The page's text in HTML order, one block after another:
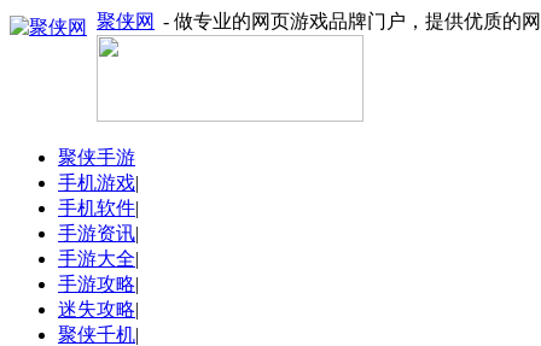
聚侠网 - 做专业的网页游戏品牌门户，提供优质的
聚侠手游
手机游戏|
手机软件|
手游资讯|
手游大全|
手游攻略|
迷失攻略|
聚侠千机|